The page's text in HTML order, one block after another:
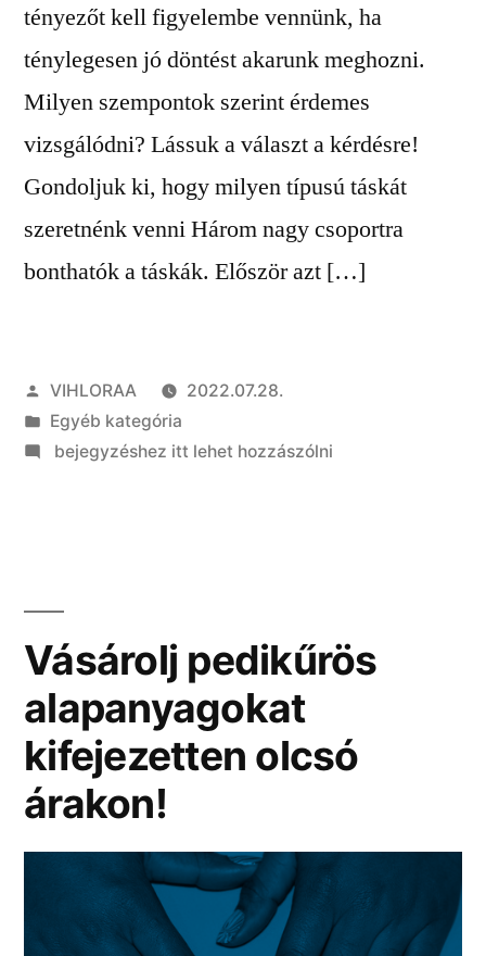
tényezőt kell figyelembe vennünk, ha
ténylegesen jó döntést akarunk meghozni.
Milyen szempontok szerint érdemes
vizsgálódni? Lássuk a választ a kérdésre!
Gondoljuk ki, hogy milyen típusú táskát
szeretnénk venni Három nagy csoportra
bonthatók a táskák. Először azt […]
Szerző:
VIHLORAA
2022.07.28.
Kategória:
Egyéb kategória
on
vásárolni?
bejegyzéshez itt lehet hozzászólni
Vásárolj pedikűrös
alapanyagokat
kifejezetten olcsó
árakon!